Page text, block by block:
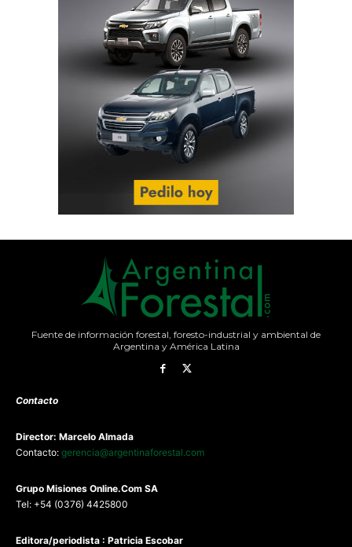
Fuente de información forestal, foresto-industrial y ambiental de
Argentina y América Latina
Contacto
Director: Marcelo Almada
Contacto: gerencia@argentinaforestal.com
Grupo Misiones Online.Com SA
Tel: +54 (0376) 4425800
Editora/periodista : Patricia Escobar